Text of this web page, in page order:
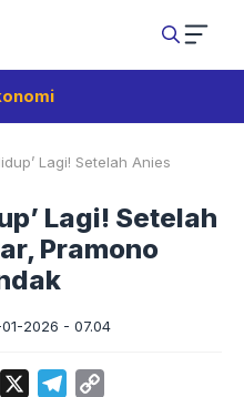
Lagi! Setelah Anies
Lagi! Setelah
Pramono
01-2026 - 07.04
WhatsApp Telegram